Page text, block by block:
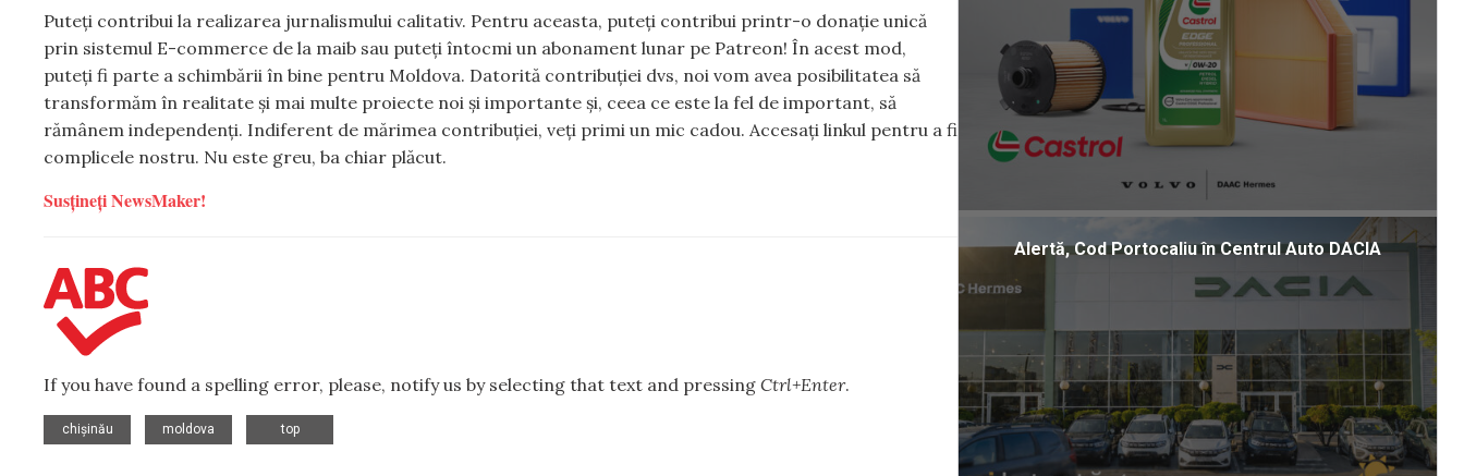
Puteți contribui la realizarea jurnalismului calitativ. Pentru aceasta, puteți contribui printr-o donație unică
prin sistemul E-commerce de la maib sau puteți întocmi un abonament lunar pe Patreon! În acest mod,
puteți fi parte a schimbării în bine pentru Moldova. Datorită contribuției dvs, noi vom avea posibilitatea să
transformăm în realitate și mai multe proiecte noi și importante și, ceea ce este la fel de important, să
rămânem independenți. Indiferent de mărimea contribuției, veți primi un mic cadou. Accesați linkul pentru a fi
complicele nostru. Nu este greu, ba chiar plăcut.
Susțineți NewsMaker!
If you have found a spelling error, please, notify us by selecting that text and pressing Ctrl+Enter.
chișinău
moldova
top
Alertă, Cod Portocaliu în Centrul Auto DACIA